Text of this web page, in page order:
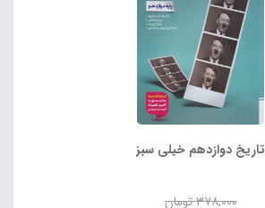
تاریخ دوازدهم خیلی سبز
۳۷۸,۰۰۰تومان